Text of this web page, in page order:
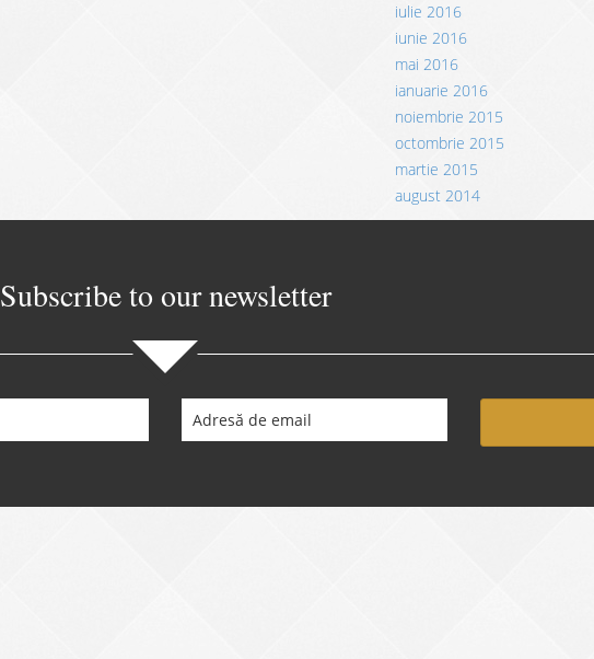
iulie 2016
iunie 2016
mai 2016
ianuarie 2016
noiembrie 2015
octombrie 2015
martie 2015
august 2014
Subscribe to our newsletter